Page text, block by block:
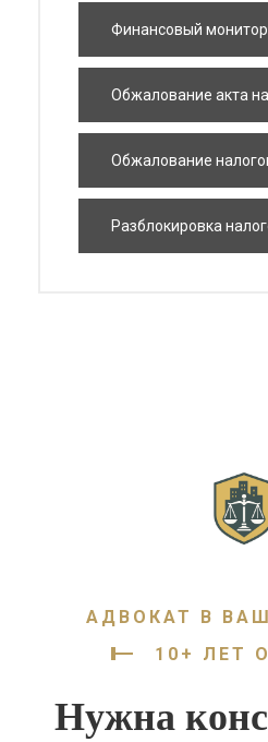
Финансовый
Обжалование акта
Обжалование
решения
Разблокировка
АДВОКАТ В
10+ ЛЕТ
Нужна